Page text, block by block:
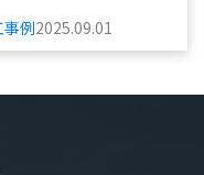
例2025.09.01